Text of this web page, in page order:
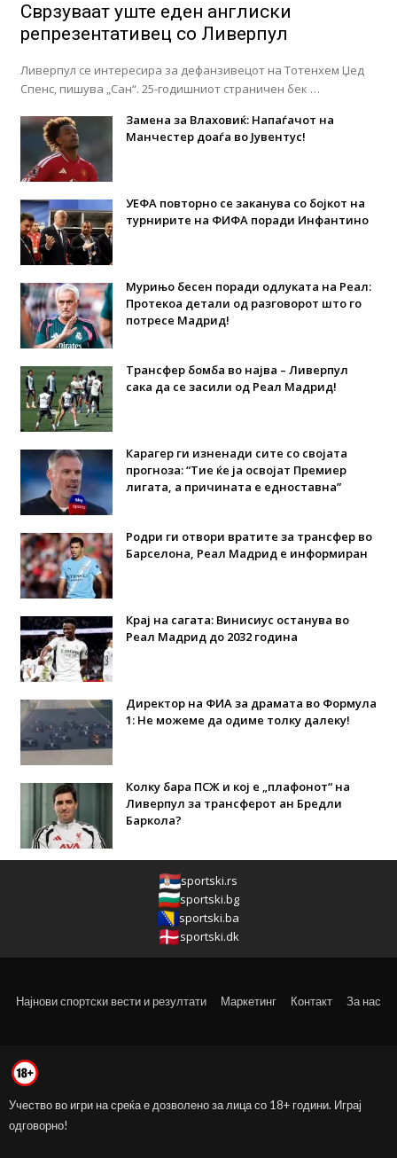
Сврзуваат уште еден англиски
репрезентативец со Ливерпул
Ливерпул се интересира за дефанзивецот на Тотенхем Џед
Спенс, пишува „Сан“. 25-годишниот страничен бек …
Замена за Влаховиќ: Напаѓачот на
Манчестер доаѓа во Јувентус!
УЕФА повторно се заканува со бојкот на
турнирите на ФИФА поради Инфантино
Мурињо бесен поради одлуката на Реал:
Протекоа детали од разговорот што го
потресе Мадрид!
Трансфер бомба во најва – Ливерпул
сака да се засили од Реал Мадрид!
Карагер ги изненади сите со својата
прогноза: “Тие ќе ја освојат Премиер
лигата, а причината е едноставна”
Родри ги отвори вратите за трансфер во
Барселона, Реал Мадрид е информиран
Крај на сагата: Винисиус останува во
Реал Мадрид до 2032 година
Директор на ФИА за драмата во Формула
1: Не можеме да одиме толку далеку!
Колку бара ПСЖ и кој е „плафонот“ на
Ливерпул за трансферот ан Бредли
Баркола?
sportski.rs
sportski.bg
sportski.ba
sportski.dk
Најнови спортски вести и резултати Маркетинг Контакт За нас
Учество во игри на среќа е дозволено за лица со 18+ години. Играј
одговорно!